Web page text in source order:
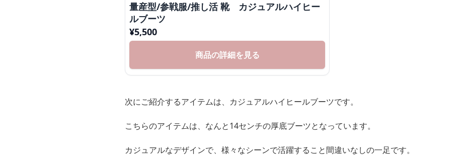
量産型/参戦服/推し活 靴 カジュアルハイヒー
ルブーツ
¥5,500
商品の詳細を見る
次にご紹介するアイテムは、カジュアルハイヒールブーツです。
こちらのアイテムは、なんと14センチの厚底ブーツとなっています。
カジュアルなデザインで、様々なシーンで活躍すること間違いなしの一足です。